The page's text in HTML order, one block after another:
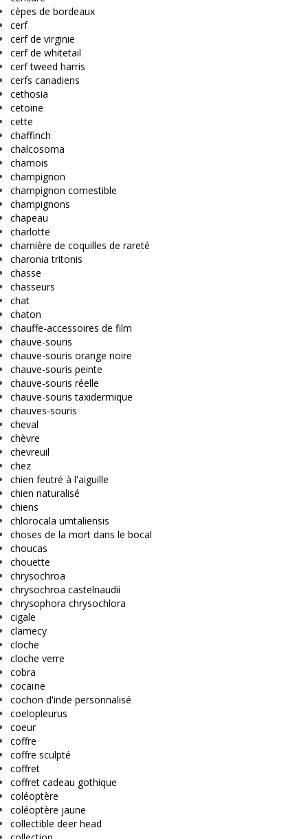
cèpes de bordeaux
cerf
cerf de virginie
cerf de whitetail
cerf tweed harris
cerfs canadiens
cethosia
cetoine
cette
chaffinch
chalcosoma
chamois
champignon
champignon comestible
champignons
chapeau
charlotte
charnière de coquilles de rareté
charonia tritonis
chasse
chasseurs
chat
chaton
chauffe-accessoires de film
chauve-souris
chauve-souris orange noire
chauve-souris peinte
chauve-souris réelle
chauve-souris taxidermique
chauves-souris
cheval
chèvre
chevreuil
chez
chien feutré à l'aiguille
chien naturalisé
chiens
chlorocala umtaliensis
choses de la mort dans le bocal
choucas
chouette
chrysochroa
chrysochroa castelnaudii
chrysophora chrysochlora
cigale
clamecy
cloche
cloche verre
cobra
cocaïne
cochon d'inde personnalisé
coelopleurus
coeur
coffre
coffre sculpté
coffret
coffret cadeau gothique
coléoptère
coléoptère jaune
collectible deer head